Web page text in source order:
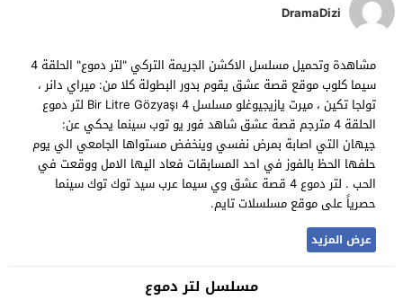
DramaDizi
مشاهدة وتحميل مسلسل الاكشن الجريمة التركي "لتر دموع" الحلقة 4
سيما كلوب موقع قصة عشق يقوم بدور البطولة كلا من: ميراي دانر ،
تولجا تكين ، ميرت يازيجيوغلو مسلسل Bir Litre Gözyaşı 4 لتر دموع
الحلقة 4 مترجم قصة عشق شاهد فور يو توب سينما يحكي عن:
جيهان التي اصابة بمرض نفسي وينخفض مستواها الجامعي الي يوم
حلفها الحظ بالفوز في احد المسابقات فعاد اليها الامل ووقعت في
الحب . لتر دموع 4 قصة عشق وي سيما عرب سيد توك توك سينما
حصرياً على موقع مسلسلات تايم.
عرض المزيد
مسلسل لتر دموع